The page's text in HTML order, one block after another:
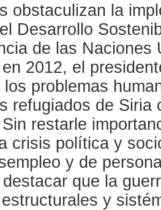
obstaculizan la
Desarrollo
de las
2012, el
problemas
refugiados de Siria
restarle
crisis política y
y de
que la
y